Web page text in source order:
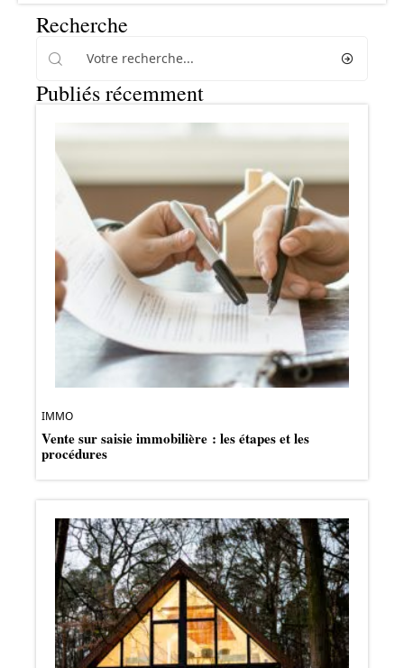
Recherche
Publiés récemment
IMMO
Vente sur saisie immobilière : les étapes et les
procédures